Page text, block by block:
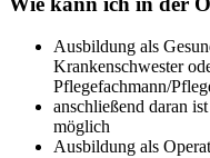
Ausbildung als
Krankenschwester
Pflegefachmann/
anschließend daran
möglich
Ausbildung als